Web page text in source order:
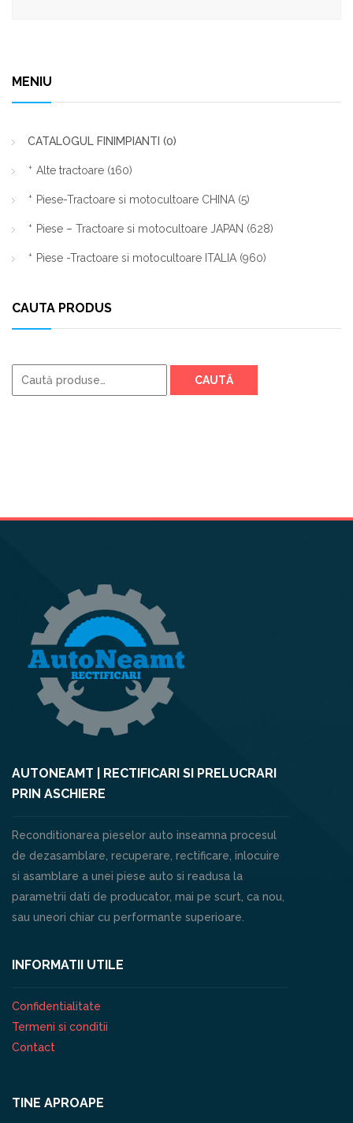
MENIU
CATALOGUL FINIMPIANTI (0)
Alte tractoare (160)
Piese-Tractoare si motocultoare CHINA (5)
Piese – Tractoare si motocultoare JAPAN (628)
Piese -Tractoare si motocultoare ITALIA (960)
CAUTA PRODUS
Caută
după:
CAUTĂ
AUTONEAMT | RECTIFICARI SI PRELUCRARI
PRIN ASCHIERE
Reconditionarea pieselor auto inseamna procesul
de dezasamblare, recuperare, rectificare, inlocuire
si asamblare a unei piese auto si readusa la
parametrii dati de producator, mai pe scurt, ca nou,
sau uneori chiar cu performante superioare.
INFORMATII UTILE
Confidentialitate
Termeni si conditii
Contact
TINE APROAPE